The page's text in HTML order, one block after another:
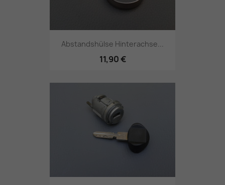
Abstandshülse Hinterachse...
11,90 €